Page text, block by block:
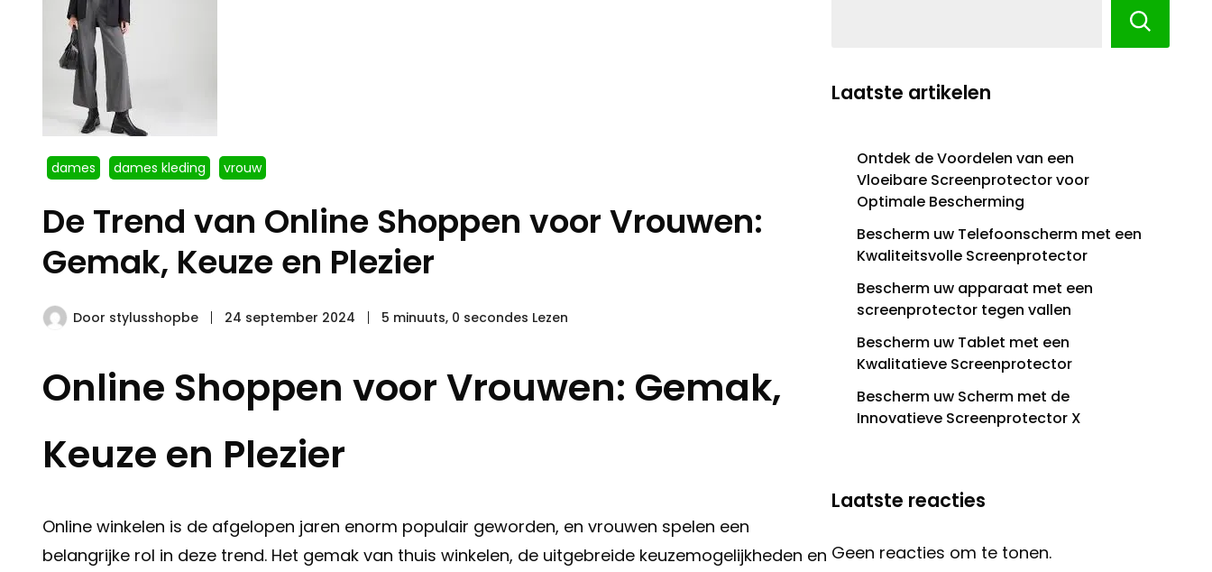
dames dames kleding vrouw
De Trend van Online Shoppen voor Vrouwen:
Gemak, Keuze en Plezier
Door stylusshopbe 24 september 2024 5 minuuts, 0 secondes Lezen
Online Shoppen voor Vrouwen: Gemak,
Keuze en Plezier
Online winkelen is de afgelopen jaren enorm populair geworden, en vrouwen spelen een
belangrijke rol in deze trend. Het gemak van thuis winkelen, de uitgebreide keuzemogelijkheden en
Laatste artikelen
Ontdek de Voordelen van een
Vloeibare Screenprotector voor
Optimale Bescherming
Bescherm uw Telefoonscherm met een
Kwaliteitsvolle Screenprotector
Bescherm uw apparaat met een
screenprotector tegen vallen
Bescherm uw Tablet met een
Kwalitatieve Screenprotector
Bescherm uw Scherm met de
Innovatieve Screenprotector X
Laatste reacties
Geen reacties om te tonen.